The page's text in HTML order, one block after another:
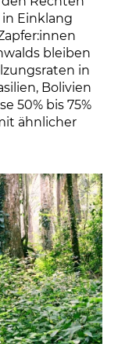
Einklang
bleiben
in
Bolivien
50% bis 75%
ähnlicher